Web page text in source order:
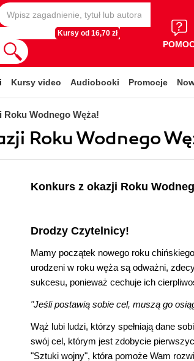
Kursy od 16,70 zł
Kursy video Audiobooki Promocje
Wodnego Węża!
Roku Wodnego
Konkurs z okazji Roku
Drodzy Czytelnicy!
Mamy początek nowego roku
urodzeni w roku węża są odważni,
sukcesu, ponieważ cechuje ich
"Jeśli postawią sobie cel, muszą go
Wąż lubi ludzi, którzy spełniają dane
swój cel, którym jest zdobycie
"Sztuki wojny", która pomoże Wam